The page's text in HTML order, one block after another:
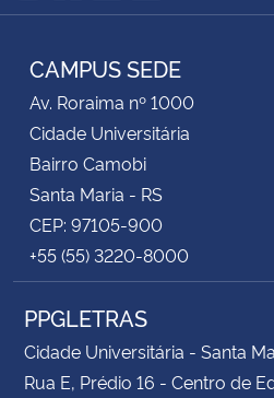
Instagram
Facebook
YouTube
RSS
CAMPUS SEDE
Av. Roraima nº 1000
Cidade Universitária
Bairro Camobi
Santa Maria - RS
CEP: 97105-900
+55 (55) 3220-8000
PPGLETRAS
Cidade Universitária - Santa
Rua E, Prédio 16 - Centro de